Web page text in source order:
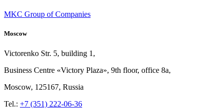
MKC Group of Companies
Moscow
Victorenko Str. 5, building 1,
Business Centre «Victory Plaza», 9th floor, office 8a,
Moscow, 125167, Russia
Tel.: +7 (351) 222-06-36